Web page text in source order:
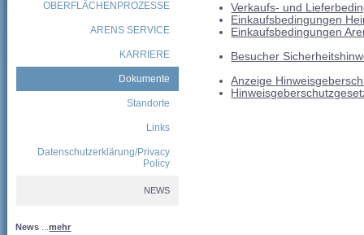
OBERFLÄCHENPROZESSE
ARENS SERVICE
KARRIERE
Dokumente
Standorte
Links
Datenschutzerklärung/Privacy
Policy
NEWS
News ...mehr
Verkaufs- und
Einkaufsbedingungen
Einkaufsbedingungen
Besucher
Anzeige